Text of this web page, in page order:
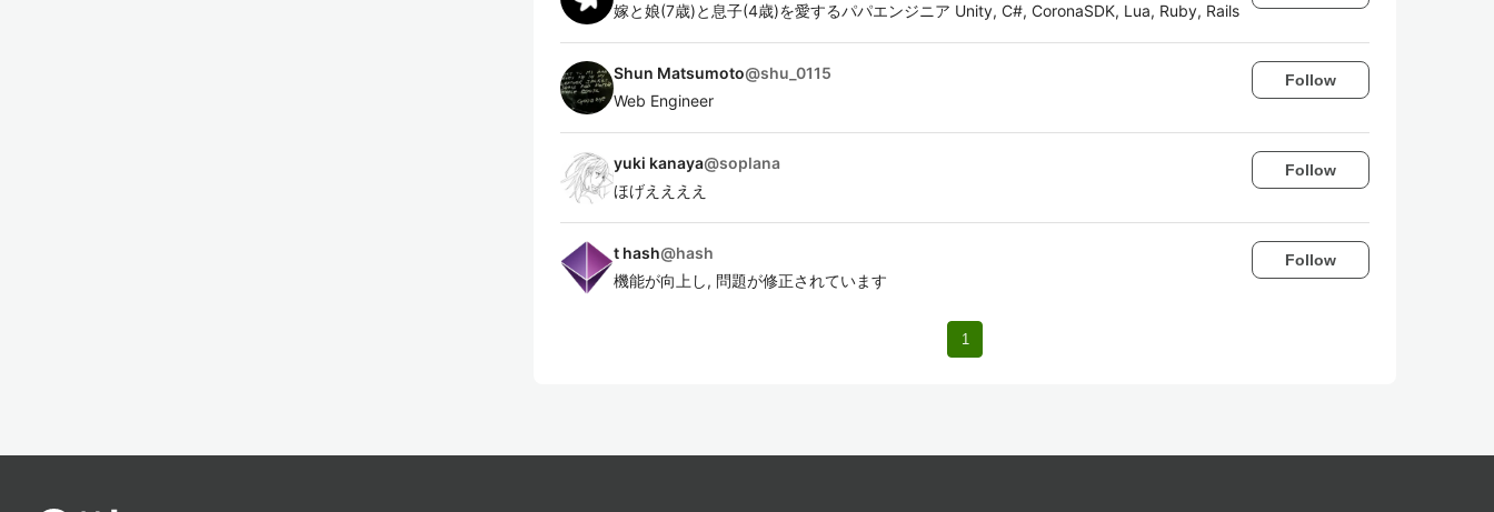
嫁と娘(7歳)と息子(4歳)を愛するパパエンジニア Unity, C#, CoronaSDK, Lua, Ruby, Rails
Shun Matsumoto@shu_0115
Web Engineer
Follow
yuki kanaya@soplana
ほげええええ
Follow
t hash@hash
機能が向上し, 問題が修正されています
Follow
1